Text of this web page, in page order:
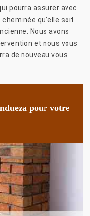
pourra assurer avec
qu’elle soit
Nous avons
et nous vous
de nouveau vous
pour votre